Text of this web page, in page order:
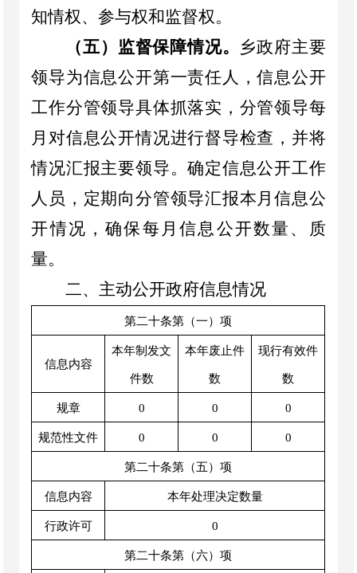
知情权、参与权和监督权。
（五） 监督保障情况。 乡政府主要
领导为信息公开第一责任人，信息公开
工作分管领导具体抓落实，分管领导每
月对信息公开情况进行督导检查，并将
情况汇报主要领导。确定信息公开工作
人员，定期向分管领导汇报本月信息公
开情况，确保每月信息公开数量、质
量。
二、 主动公开政府信息情况
第二十条第（一）项
信息内容
本年制发文
件数
本年废止件
数
现行有效件
数
规章 0 0 0
规范性文件 0 0 0
第二十条第（五）项
信息内容 本年处理决定数量
行政许可 0
第二十条第（六）项